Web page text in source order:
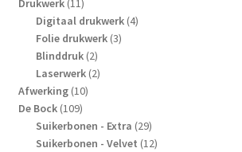
Drukwerk 11
producten
Digitaal drukwerk 44
Folie drukwerk 33
Blinddruk 22
producten
Laserwerk 22
Afwerking 1010
De Bock 109109
producten
Suikerbonen - Extra 2929
producten
Suikerbonen - Velvet 1212